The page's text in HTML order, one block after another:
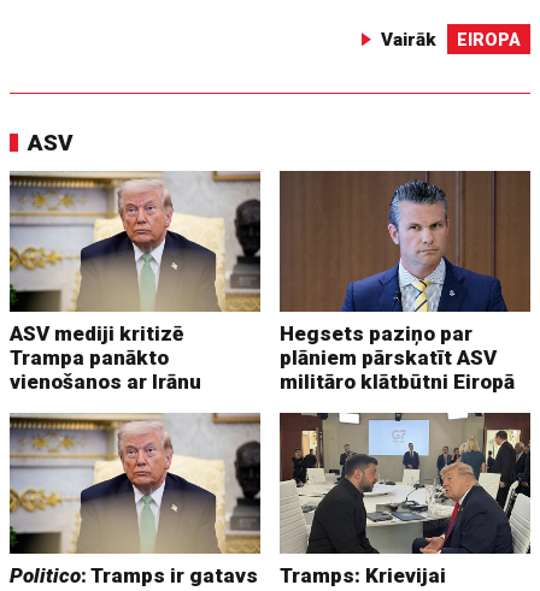
Vairāk EIROPA
ASV
ASV mediji kritizē
Trampa panākto
vienošanos ar Irānu
Hegsets paziņo par
plāniem pārskatīt ASV
militāro klātbūtni Eiropā
Politico: Tramps ir gatavs
Tramps: Krievijai